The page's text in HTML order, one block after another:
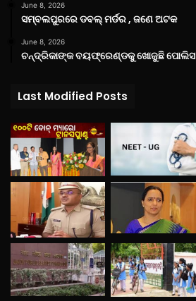
June 8, 2026
ସମ୍ବଲପୁରରେ ଡବଲ୍ ମର୍ଡର , ଜଣେ ଅଟକ
June 8, 2026
ଚନ୍ଦ୍ରିକାଙ୍କ ବୟଫ୍ରେଣ୍ଡକୁ ଖୋଜୁଛି ପୋଲିସ
Last Modified Posts